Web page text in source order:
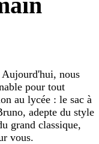
nous
pour tout
au lycée : le sac à
adepte du style
grand classique,
vous.